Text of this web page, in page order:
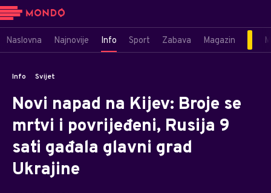
Naslovna Najnovije Info Sport Zabava Magazin
Info Svijet
Novi napad na Kijev: Broje se
mrtvi i povrijeđeni, Rusija 9
sati gađala glavni grad
Ukrajine